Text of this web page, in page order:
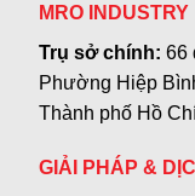
MRO INDUSTRY
Trụ sở chính:66
Phường Hiệp
Thành phố Hồ
GIẢI PHÁP &